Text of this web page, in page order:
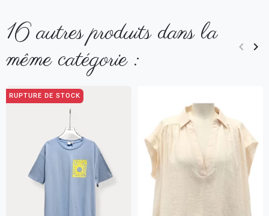
16 autres produits dans la
même catégorie :
keyboard_arrow_left keyboard_arrow_right
RUPTURE DE STOCK